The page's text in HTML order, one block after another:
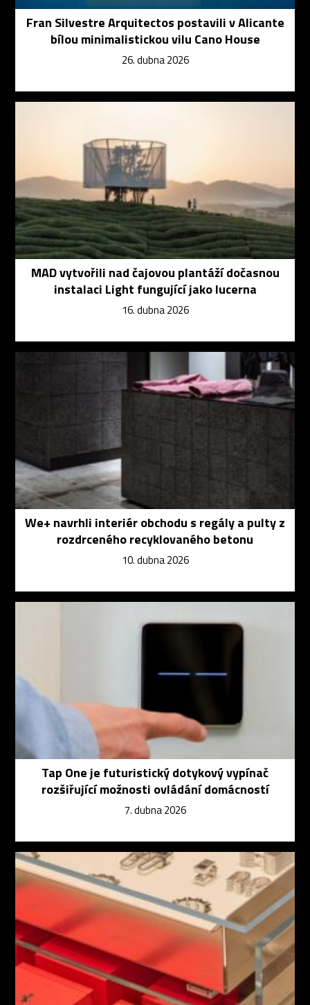
Fran Silvestre Arquitectos postavili v Alicante
bílou minimalistickou vilu Cano House
26. dubna 2026
MAD vytvořili nad čajovou plantáží dočasnou
instalaci Light fungující jako lucerna
16. dubna 2026
We+ navrhli interiér obchodu s regály a pulty z
rozdrceného recyklovaného betonu
10. dubna 2026
Tap One je futuristický dotykový vypínač
rozšiřující možnosti ovládání domácností
7. dubna 2026